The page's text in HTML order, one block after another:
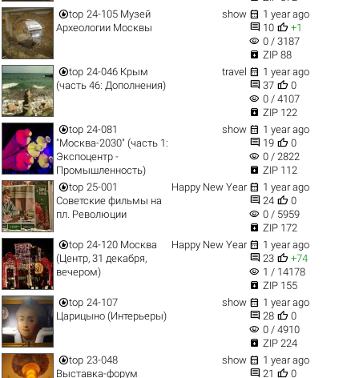
top 24-105 Музей
Археологии Москвы
show  1 year ago
 10  +1
visibility 0 / 3187
 ZIP 88
top 24-046 Крым
(часть 46: Дополнения)
travel  1 year ago
 37  0
visibility 0 / 4107
 ZIP 122
top 24-081
"Москва-2030" (часть 1:
Экспоцентр -
Промышленность)
show  1 year ago
 19  0
visibility 0 / 2822
 ZIP 112
top 25-001
Советские фильмы на
пл. Революции
Happy New Year  1 year ago
 24  0
visibility 0 / 5959
 ZIP 172
top 24-120 Москва
(Центр, 31 декабря,
вечером)
Happy New Year  1 year ago
 23  +74
visibility 1 / 14178
 ZIP 155
top 24-107
Царицыно (Интерьеры)
show  1 year ago
 28  0
visibility 0 / 4910
 ZIP 224
top 23-048
Выставка-форум
show  1 year ago
 21  0